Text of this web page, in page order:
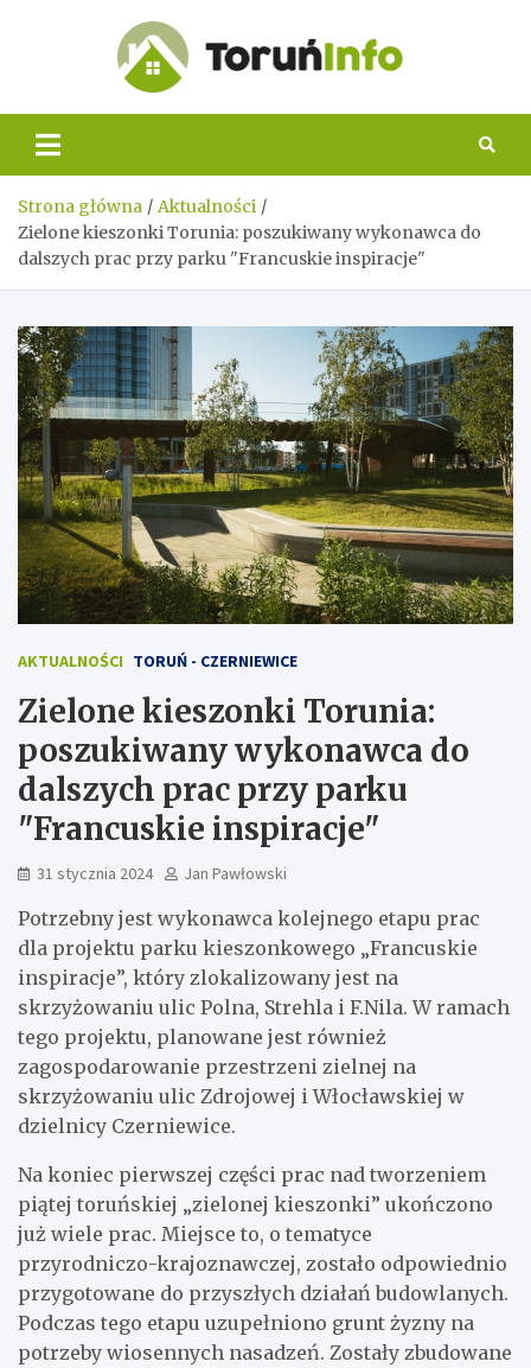
Info
Strona główna
Aktualności
Zielone kieszonki Torunia: poszukiwany wykonawca do
dalszych prac przy parku "Francuskie inspiracje"
AKTUALNOŚCI TORUŃ - CZERNIEWICE
Zielone kieszonki Torunia:
poszukiwany wykonawca do
dalszych prac przy parku
"Francuskie inspiracje"
31 stycznia 2024 Jan Pawłowski
Potrzebny jest wykonawca kolejnego etapu prac
dla projektu parku kieszonkowego „Francuskie
inspiracje”, który zlokalizowany jest na
skrzyżowaniu ulic Polna, Strehla i F.Nila. W ramach
tego projektu, planowane jest również
zagospodarowanie przestrzeni zielnej na
skrzyżowaniu ulic Zdrojowej i Włocławskiej w
dzielnicy Czerniewice.
Na koniec pierwszej części prac nad tworzeniem
piątej toruńskiej „zielonej kieszonki” ukończono
już wiele prac. Miejsce to, o tematyce
przyrodniczo-krajoznawczej, zostało odpowiednio
przygotowane do przyszłych działań budowlanych.
Podczas tego etapu uzupełniono grunt żyzny na
potrzeby wiosennych nasadzeń. Zostały zbudowane